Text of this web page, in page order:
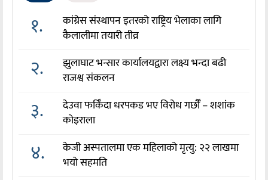
१.
कांग्रेस संस्थापन इतरको राष्ट्रिय भेलाका लागि
कैलालीमा तयारी तीव्र
२.
झुलाघाट भन्सार कार्यालयद्वारा लक्ष्य भन्दा बढी
राजश्व संकलन
३.
देउवा फर्किँदा धरपकड भए विरोध गर्छौँं – शशांक
कोइराला
४.
केजी अस्पतालमा एक महिलाको मृत्यु: २२ लाखमा
भयो सहमति